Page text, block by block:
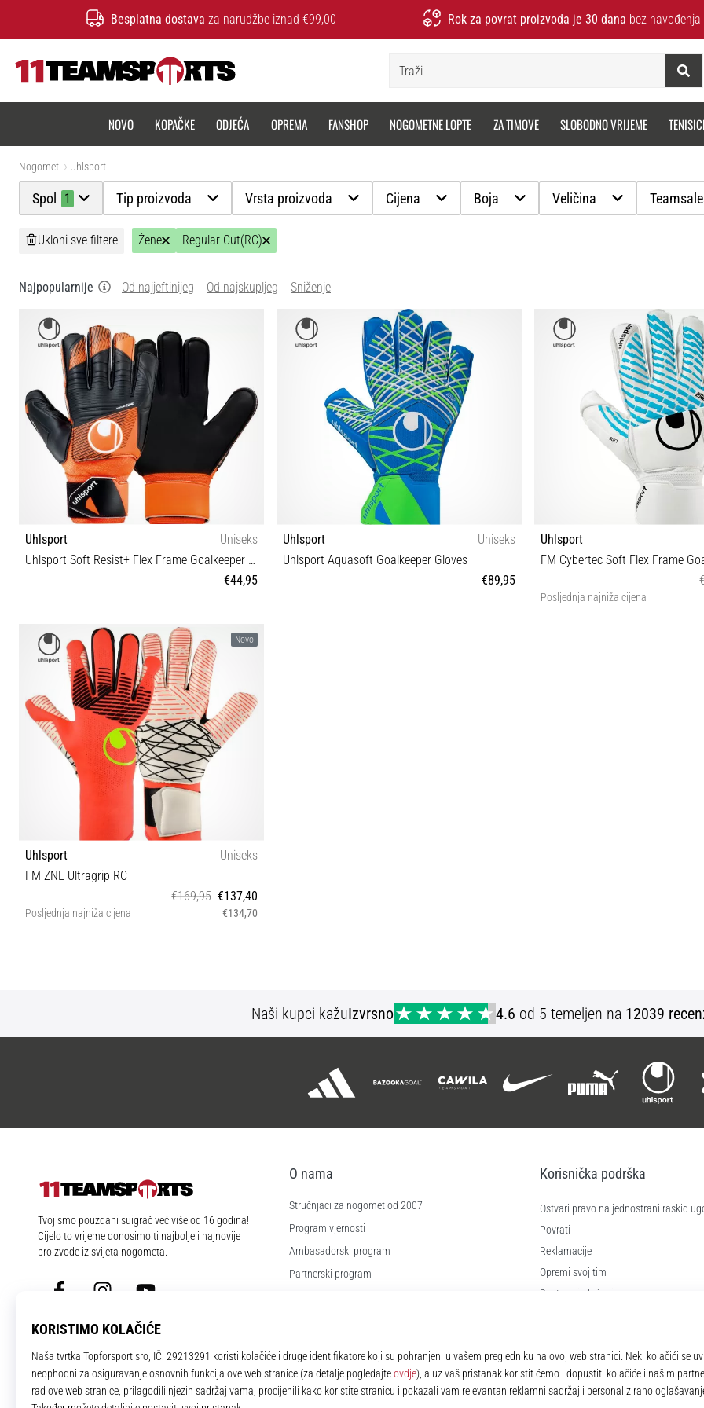
Besplatna dostava za narudžbe iznad €99,00 Rok za povrat proizvoda je 30 dana bez
NOVO KOPAČKE ODJEĆA OPREMA FANSHOP NOGOMETNE LOPTE ZA TIMOVE SLOBODNO VRIJEME
Nogomet Uhlsport
Spol 1 Tip proizvoda Vrsta proizvoda Cijena Boja Veličina
Ukloni sve filtere Žene Regular Cut(RC)
Najpopularnije Od najjeftinijeg Od najskupljeg Sniženje
Uhlsport
Uniseks
Uhlsport Soft Resist+ Flex Frame Goalkeeper Gloves
€44,95
9
Uhlsport
Uniseks
Uhlsport Aquasoft Goalkeeper Gloves
€89,95
Uhlsport
Posljednja najniža cijena
Novo
Uhlsport
Uniseks
FM ZNE Ultragrip RC
€169,95 €137,40
Posljednja najniža cijena €134,70
Naši kupci kažuIzvrsno 4.6 od 5 temeljen na 12039
11teamsports.hr
Tvoj smo pouzdani suigrač već više od 16 godina!
Cijelo to vrijeme donosimo ti najbolje i najnovije
proizvode iz svijeta nogometa.
FacebookInstagramYouTube
O nama
Stručnjaci za nogomet od 2007
Program vjernosti
Ambasadorski program
Partnerski program
Korisnička podrška
Ostvari pravo na jednostrani raskid
Povrati
Reklamacije
Opremi svoj tim
Dostava i plaćanje
Najčešća pitanja
Pravila o zaštiti osobnih podataka